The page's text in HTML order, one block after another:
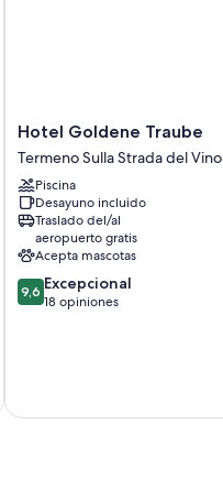
Hotel
Goldene
Traube
Termeno
Sulla
Strada
del
Vino
Hotel Goldene Traube
Termeno Sulla Strada del Vino
Piscina
Desayuno incluido
Traslado del/al
aeropuerto gratis
Acepta mascotas
9.6
de
9,6 Excepcional
18 opiniones